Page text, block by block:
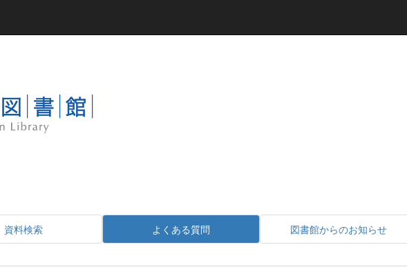
資料検索 よくある質問 図書館からのお知らせ